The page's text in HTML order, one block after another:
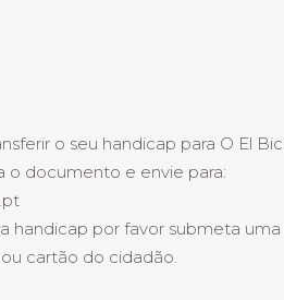
o seu handicap para O El
o documento e envie para:
handicap por favor submeta
cartão do cidadão.